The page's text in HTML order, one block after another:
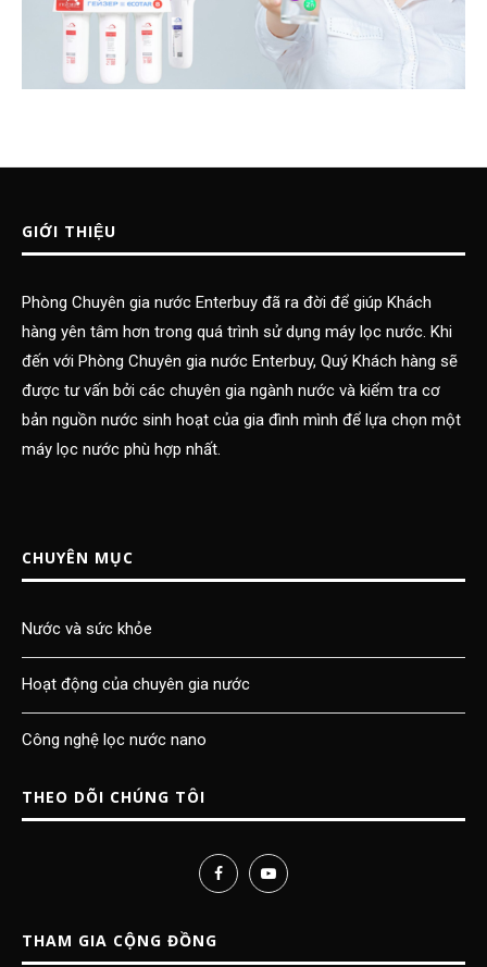
GIỚI THIỆU
Phòng Chuyên gia nước Enterbuy đã ra đời để giúp Khách
hàng yên tâm hơn trong quá trình sử dụng máy lọc nước. Khi
đến với Phòng Chuyên gia nước Enterbuy, Quý Khách hàng sẽ
được tư vấn bởi các chuyên gia ngành nước và kiểm tra cơ
bản nguồn nước sinh hoạt của gia đình mình để lựa chọn một
máy lọc nước phù hợp nhất.
CHUYÊN MỤC
Nước và sức khỏe
Hoạt động của chuyên gia nước
Công nghệ lọc nước nano
THEO DÕI CHÚNG TÔI
THAM GIA CỘNG ĐỒNG